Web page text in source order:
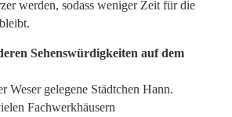
werden, sodass weniger Zeit für die
Sehenswürdigkeiten auf dem
Weser gelegene Städtchen Hann.
Fachwerkhäusern